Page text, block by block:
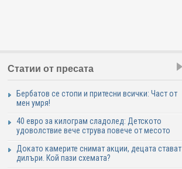
Статии от пресата
Бербатов се стопи и притесни всички: Част от
мен умря!
40 евро за килограм сладолед: Детското
удоволствие вече струва повече от месото
Докато камерите снимат акции, децата стават
дилъри. Кой пази схемата?